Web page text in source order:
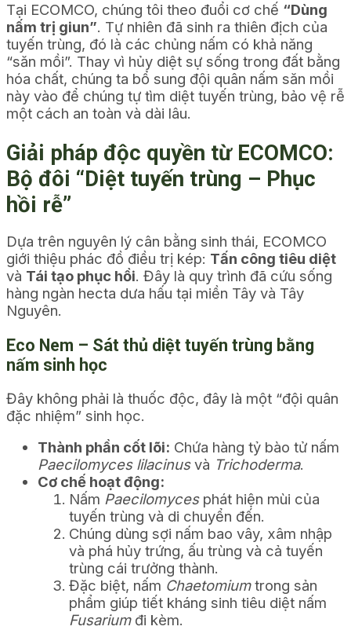
Tại ECOMCO, chúng tôi theo đuổi cơ chế “Dùng
nấm trị giun”. Tự nhiên đã sinh ra thiên địch của
tuyến trùng, đó là các chủng nấm có khả năng
“săn mồi”. Thay vì hủy diệt sự sống trong đất bằng
hóa chất, chúng ta bổ sung đội quân nấm săn mồi
này vào để chúng tự tìm diệt tuyến trùng, bảo vệ rễ
một cách an toàn và dài lâu.
Giải pháp độc quyền từ ECOMCO:
Bộ đôi “Diệt tuyến trùng – Phục
hồi rễ”
Dựa trên nguyên lý cân bằng sinh thái, ECOMCO
giới thiệu phác đồ điều trị kép: Tấn công tiêu diệt
và Tái tạo phục hồi. Đây là quy trình đã cứu sống
hàng ngàn hecta dưa hấu tại miền Tây và Tây
Nguyên.
Eco Nem – Sát thủ diệt tuyến trùng bằng
nấm sinh học
Đây không phải là thuốc độc, đây là một “đội quân
đặc nhiệm” sinh học.
Thành phần cốt lõi: Chứa hàng tỷ bào tử nấm
Paecilomyces lilacinusvà Trichoderma.
Cơ chế hoạt động:
Nấm Paecilomycesphát hiện mùi của
tuyến trùng và di chuyển đến.
Chúng dùng sợi nấm bao vây, xâm nhập
và phá hủy trứng, ấu trùng và cả tuyến
trùng cái trưởng thành.
Đặc biệt, nấm Chaetomiumtrong sản
phẩm giúp tiết kháng sinh tiêu diệt nấm
Fusariumđi kèm.